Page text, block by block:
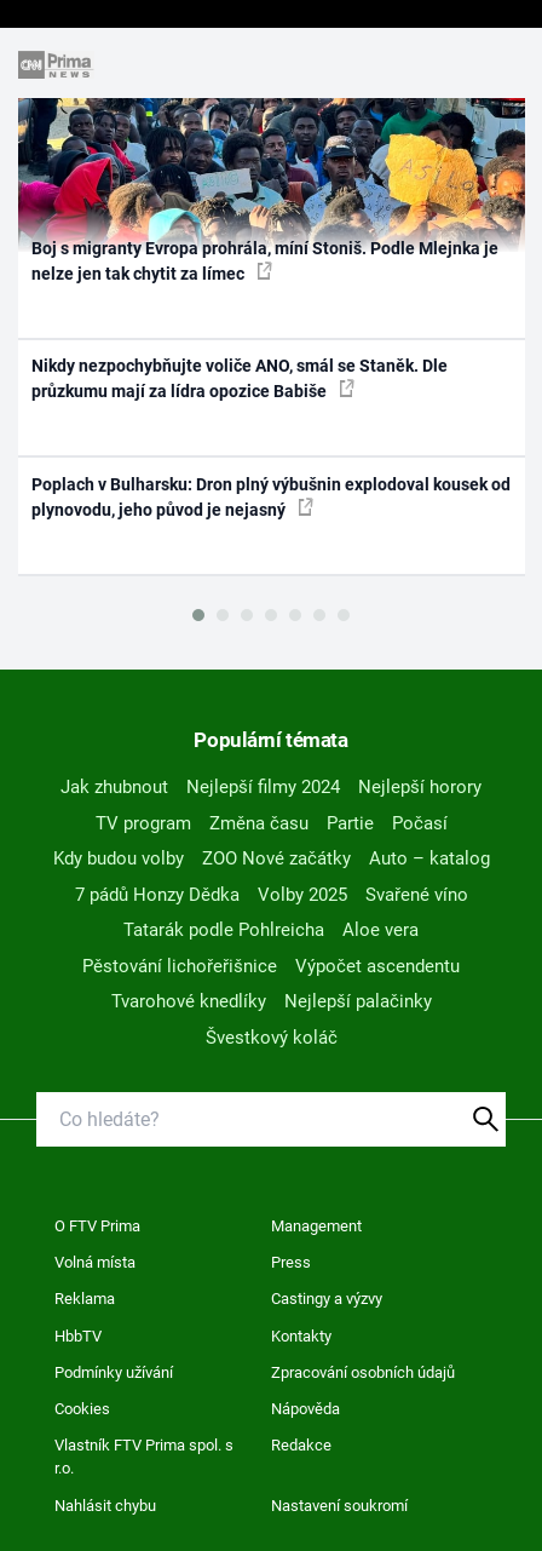
Boj s migranty Evropa prohrála, míní Stoniš. Podle Mlejnka je
nelze jen tak chytit za límec
Nikdy nezpochybňujte voliče ANO, smál se Staněk. Dle
průzkumu mají za lídra opozice Babiše
Poplach v Bulharsku: Dron plný výbušnin explodoval kousek od
plynovodu, jeho původ je nejasný
Populární témata
Jak zhubnout Nejlepší filmy 2024
Nejlepší horory
TV program
Změna času Partie
Počasí
Kdy budou volby
ZOO Nové začátky
Auto – katalog
7 pádů Honzy Dědka
Volby 2025
Svařené víno
Tatarák podle Pohlreicha
Aloe vera
Pěstování lichořeřišnice
Výpočet ascendentu
Tvarohové knedlíky
Nejlepší palačinky
Švestkový koláč
O FTV Prima Management
Volná místa Press
Reklama Castingy a výzvy
HbbTV Kontakty
Podmínky užívání Zpracování osobních údajů
Cookies Nápověda
Vlastník FTV Prima spol. s
r.o.
Redakce
Nahlásit chybu Nastavení soukromí